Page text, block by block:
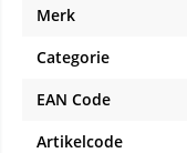
Merk
Categorie
EAN Code
Artikelcode